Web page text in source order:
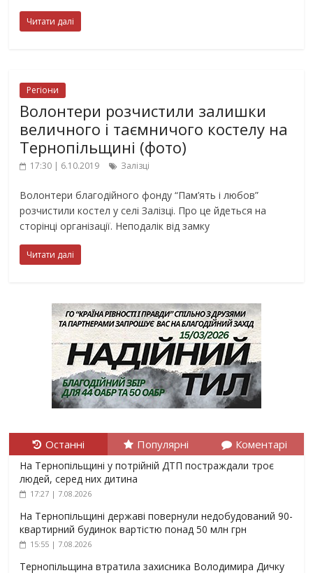
Читати далі
Регіони
Волонтери розчистили залишки
величного і таємничого костелу на
Тернопільщині (фото)
17:30 | 6.10.2019 Залізці
Волонтери благодійного фонду “Пам’ять і любов”
розчистили костел у селі Залізці. Про це йдеться на
сторінці організації. Неподалік від замку
Читати далі
Останні Популярні Коментарі
На Тернопільщині у потрійній ДТП постраждали троє
людей, серед них дитина
17:27 | 7.08.2026
На Тернопільщині державі повернули недобудований 90-
квартирний будинок вартістю понад 50 млн грн
15:55 | 7.08.2026
Тернопільщина втратила захисника Володимира Дичку